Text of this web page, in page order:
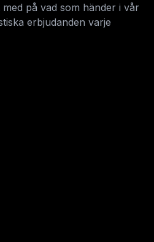
med på vad som händer i vår
erbjudanden varje